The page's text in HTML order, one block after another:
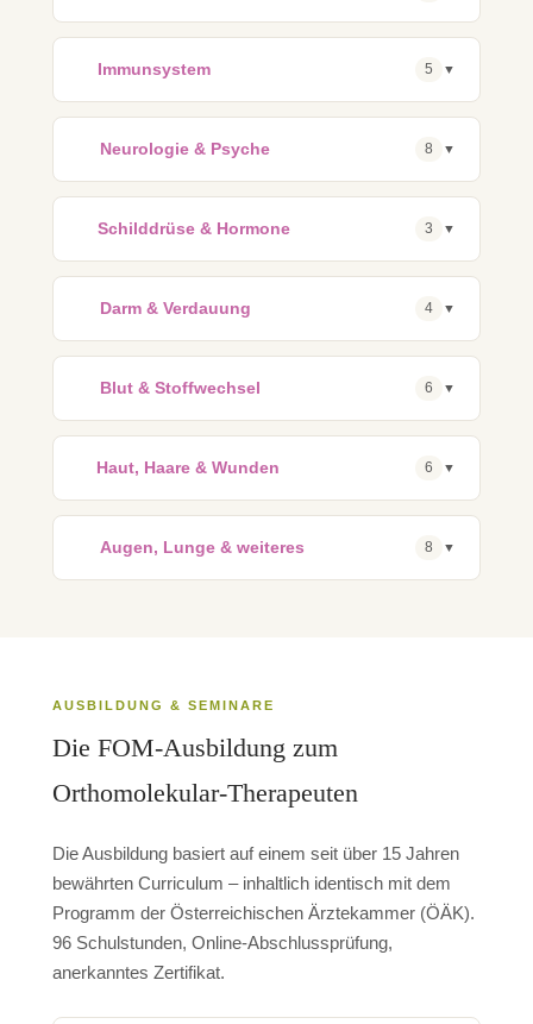
Immunsystem 5 ▼
Neurologie & Psyche 8 ▼
Schilddrüse & Hormone 3 ▼
Darm & Verdauung 4 ▼
Blut & Stoffwechsel 6 ▼
Haut, Haare & Wunden 6 ▼
Augen, Lunge & weiteres 8 ▼
AUSBILDUNG & SEMINARE
Die FOM-Ausbildung zum
Orthomolekular-Therapeuten
Die Ausbildung basiert auf einem seit über 15 Jahren
bewährten Curriculum – inhaltlich identisch mit dem
Programm der Österreichischen Ärztekammer (ÖÄK).
96 Schulstunden, Online-Abschlussprüfung,
anerkanntes Zertifikat.